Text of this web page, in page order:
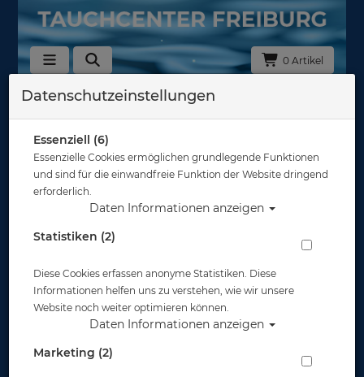
0 Artikel
Zurück
Datenschutzeinstellungen
Essenziell (6)
Essenzielle Cookies ermöglichen grundlegende Funktionen
und sind für die einwandfreie Funktion der Website dringend
erforderlich.
Daten Informationen anzeigen
Statistiken (2)
Diese Cookies erfassen anonyme Statistiken. Diese
Informationen helfen uns zu verstehen, wie wir unsere
Website noch weiter optimieren können.
Daten Informationen anzeigen
Marketing (2)